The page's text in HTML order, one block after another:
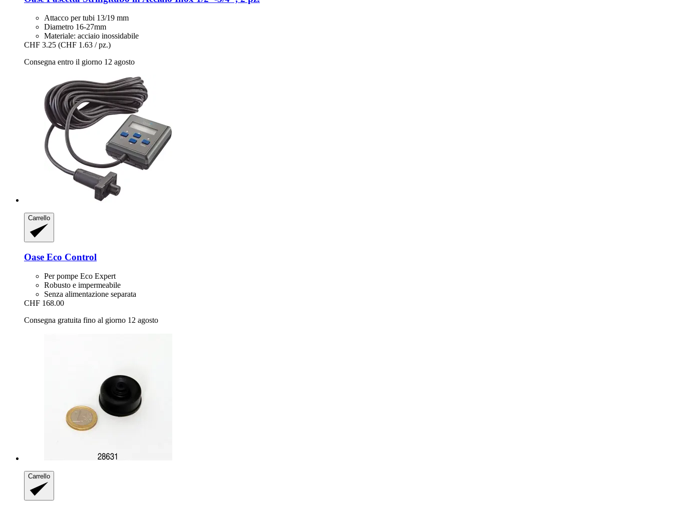
Attacco per tubi 13/19 mm
Diametro 16-27mm
Materiale: acciaio inossidabile
CHF 3.25 (CHF 1.63 / pz.)
Consegna entro il giorno 12 agosto
Carrello
Oase Eco Control
Per pompe Eco Expert
Robusto e impermeabile
Senza alimentazione separata
CHF 168.00
Consegna gratuita fino al giorno 12 agosto
Carrello